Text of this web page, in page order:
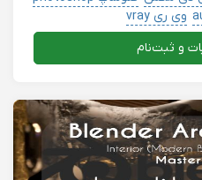
وی ری vray
و ثبت‌نام